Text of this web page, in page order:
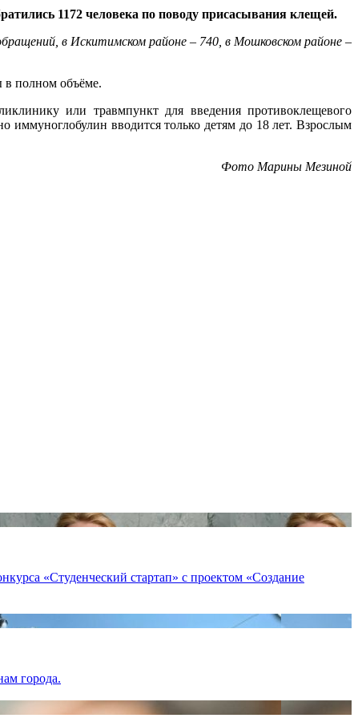
1172 человека по поводу присасывания клещей.
в Искитимском районе – 740, в Мошковском районе –
в полном объёме.
или травмпункт для введения противоклещевого
вводится только детям до 18 лет. Взрослым
Фото Марины Мезиной
«Студенческий стартап» с проектом «Создание
города.